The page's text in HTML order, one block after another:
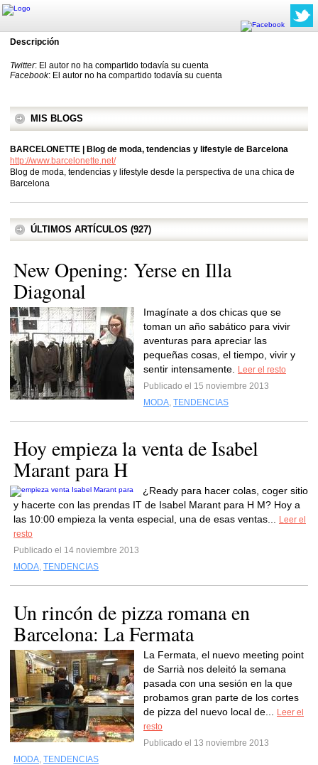
Descripción
Twitter: El autor no ha compartido todavía su cuenta
Facebook: El autor no ha compartido todavía su cuenta
MIS BLOGS
BARCELONETTE | Blog de moda, tendencias y lifestyle de Barcelona
http://www.barcelonette.net/
Blog de moda, tendencias y lifestyle desde la perspectiva de una chica de
Barcelona
ÚLTIMOS ARTÍCULOS (927)
New Opening: Yerse en Illa
Diagonal
Imagínate a dos chicas que se
toman un año sabático para vivir
aventuras para apreciar las
pequeñas cosas, el tiempo, vivir y
sentir intensamente.
Leer el resto
Publicado el 15 noviembre 2013
MODA, TENDENCIAS
Hoy empieza la venta de Isabel
Marant para H
¿Ready para hacer colas, coger sitio
y hacerte con las prendas IT de Isabel Marant para H M? Hoy a
las 10:00 empieza la venta especial, una de esas ventas...
Leer el
resto
Publicado el 14 noviembre 2013
MODA, TENDENCIAS
Un rincón de pizza romana en
Barcelona: La Fermata
La Fermata, el nuevo meeting point
de Sarrià nos deleitó la semana
pasada con una sesión en la que
probamos gran parte de los cortes
de pizza del nuevo local de...
Leer el
resto
Publicado el 13 noviembre 2013
MODA, TENDENCIAS